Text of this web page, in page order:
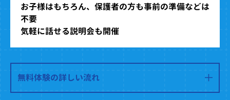
お子様はもちろん、保護者の方も事前の準備などは
不要
気軽に話せる説明会も開催
無料体験の詳しい流れ